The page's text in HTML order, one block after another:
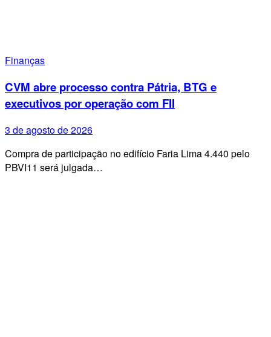
Finanças
CVM abre processo contra Pátria, BTG e
executivos por operação com FII
3 de agosto de 2026
Compra de participação no edifício Faria Lima 4.440 pelo
PBVI11 será julgada…